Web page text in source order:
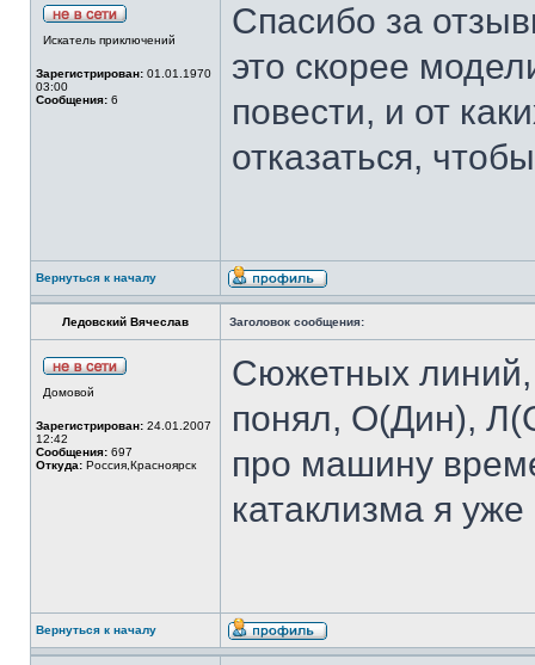
Искатель приключений
Зарегистрирован: 01.01.1970
03:00
Сообщения: 6
Спасибо за
это скорее
повести, и от
отказаться,
Вернуться к началу
Ледовский Вячеслав Заголовок сообщения:
Домовой
Зарегистрирован: 24.01.2007
12:42
Сообщения: 697
Откуда: Россия,Красноярск
Сюжетных линий,
понял, О(Дин),
про машину
катаклизма я
Вернуться к началу